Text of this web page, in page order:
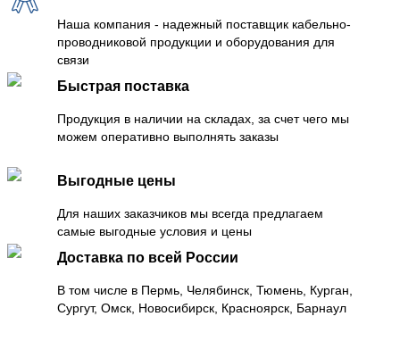
Наша компания - надежный поставщик кабельно-
проводниковой продукции и оборудования для
связи
Быстрая поставка
Продукция в наличии на складах, за счет чего мы
можем оперативно выполнять заказы
Выгодные цены
Для наших заказчиков мы всегда предлагаем
самые выгодные условия и цены
Доставка по всей России
В том числе в Пермь, Челябинск, Тюмень, Курган,
Сургут, Омск, Новосибирск, Красноярск, Барнаул